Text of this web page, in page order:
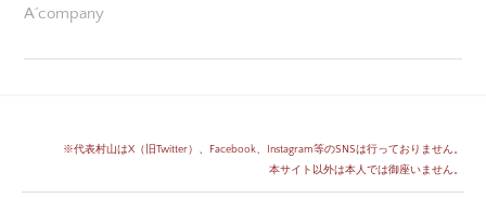
A´company
※代表村山はX（旧Twitter）、Facebook、Instagram等のSNSは行っておりません。
​本サイト以外は本人では御座いません。